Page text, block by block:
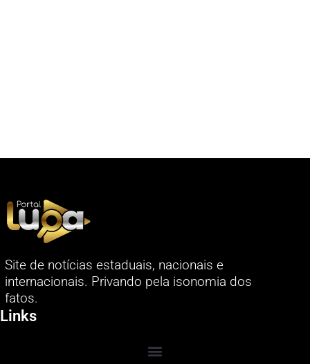
Site de notícias estaduais, nacionais e
internacionais. Privando pela isonomia dos
fatos.
Links